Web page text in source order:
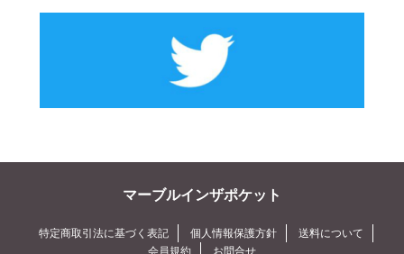
マーブルインザポケット
特定商取引法に基づく表記 個人情報保護方針
送料について
会員規約
お問合せ